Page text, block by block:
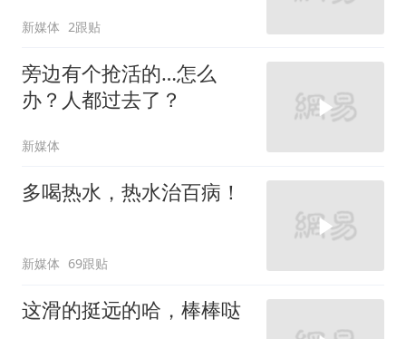
新媒体 2跟贴
旁边有个抢活的…怎么
办？人都过去了？
新媒体
多喝热水，热水治百病！
新媒体 69跟贴
这滑的挺远的哈，棒棒哒